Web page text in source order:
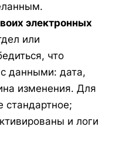
электронных
или
что
данными: дата,
изменения. Для
стандартное;
и логи